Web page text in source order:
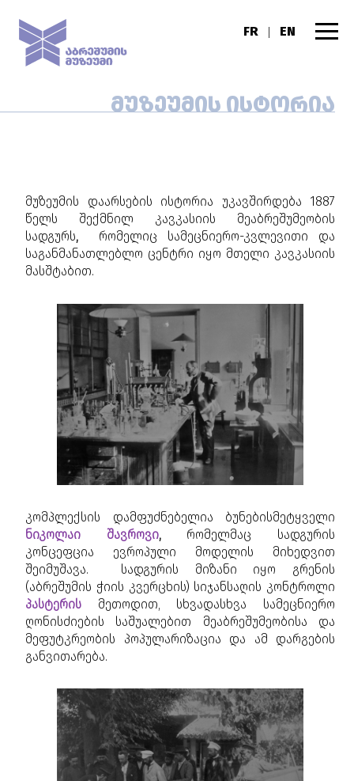
FR | EN
ᲛᲣᲖᲔᲣᲛᲘᲡ ᲘᲡᲢᲝᲠᲘᲐ
მუზეუმის დაარსების ისტორია უკავშირდება 1887
წელს შექმნილ კავკასიის მეაბრეშუმეობის
სადგურს, რომელიც სამეცნიერო-კვლევითი და
საგანმანათლებლო ცენტრი იყო მთელი კავკასიის
მასშტაბით.
კომპლექსის დამფუძნებელია ბუნებისმეტყველი
ნიკოლაი შავროვი, რომელმაც სადგურის
კონცეფცია ევროპული მოდელის მიხედვით
შეიმუშავა. სადგურის მიზანი იყო გრენის
(აბრეშუმის ჭიის კვერცხის) სიჯანსაღის კონტროლი
პასტერის მეთოდით, სხვადასხვა სამეცნიერო
ღონისძიების საშუალებით მეაბრეშუმეობისა და
მეფუტკრეობის პოპულარიზაცია და ამ დარგების
განვითარება.